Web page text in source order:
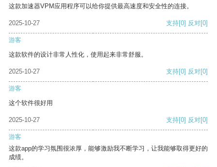
这款加速器VPM应用程序可以给你提供最高速度和安全性的连接。
2025-10-27 支持[0] 反对[0]
游客
这款软件的设计非常人性化，使用起来非常舒服。
2025-10-27 支持[0] 反对[0]
游客
这个软件很好用
2025-10-27 支持[0] 反对[0]
游客
这款app的学习氛围很浓厚，能够激励我不断学习，让我能够取得更好的
成绩。